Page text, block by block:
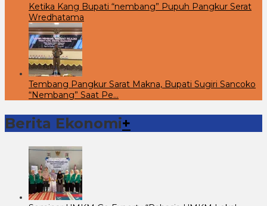
Ketika Kang Bupati “nembang” Pupuh Pangkur Serat
Wredhatama
Tembang Pangkur Sarat Makna, Bupati Sugiri Sancoko
“Nembang” Saat Pe…
Berita Ekonomi+